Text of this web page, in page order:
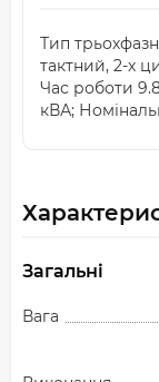
Тип
тактний, 2-х
Час роботи
кВА;
Загальні
Вага